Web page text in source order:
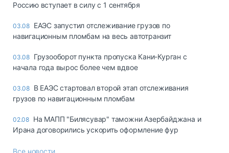
Россию вступает в силу с 1 сентября
03.08 ЕАЭС запустил отслеживание грузов по
навигационным пломбам на весь автотранзит
03.08 Грузооборот пункта пропуска Кани-Курган с
начала года вырос более чем вдвое
03.08 В ЕАЭС стартовал второй этап отслеживания
грузов по навигационным пломбам
02.08 На МАПП "Билясувар" таможни Азербайджана и
Ирана договорились ускорить оформление фур
Все новости